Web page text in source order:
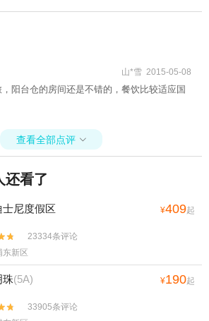
山*雪 2015-05-08
阳台仓的房间还是不错的，餐饮比较适应国
查看全部点评 
还看了
士尼度假区 ¥409起
23334条评论
东新区
珠(5A) ¥190起
33905条评论